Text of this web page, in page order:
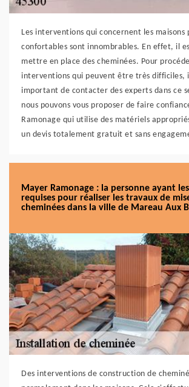
Les interventions qui concernent les maisons
confortables sont innombrables. En effet, il
mettre en place des cheminées. Pour
interventions qui peuvent être très difficiles,
important de contacter des experts dans ce
nous pouvons vous proposer de faire
Ramonage qui utilise des matériels
un devis totalement gratuit et sans
Mayer Ramonage : la personne ayant
requises pour réaliser les travaux de
cheminées dans la ville de Mareau Aux
Des interventions de construction de